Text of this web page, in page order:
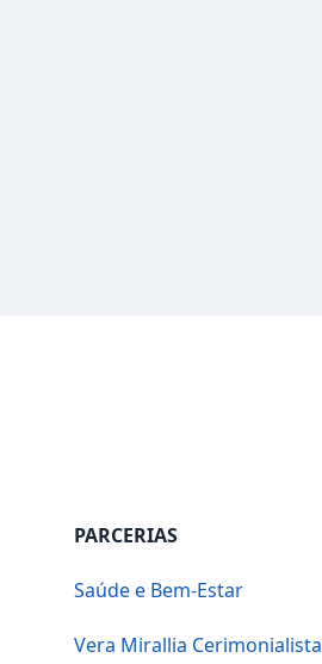
PARCERIAS
Saúde e Bem-Estar
Vera Mirallia Cerimonialista